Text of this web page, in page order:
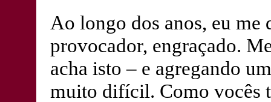
Ao longo dos anos, eu
provocador, engraçado.
acha isto – e agregando
muito difícil. Como vocês